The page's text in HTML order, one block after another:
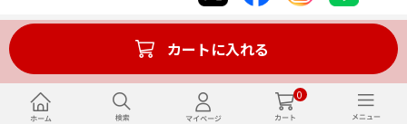
0
カートに入れる